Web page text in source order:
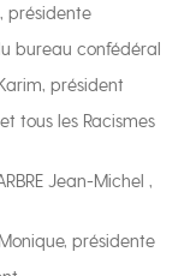
présidente
bureau confédéral
président
tous les Racismes
Jean-Michel ,
Monique, présidente